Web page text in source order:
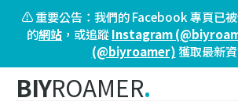
⚠️ 重要公告：我們的 Facebook 專頁已
的網站 ，或追蹤Instagram
(@biyroamer)獲取最新資
BIYROAMER.